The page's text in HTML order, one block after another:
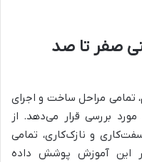
صفر تا صد
تمامی مراحل ساخت و اجرای
بررسی قرار می‌دهد. از
و نازک‌کاری، تمامی
این آموزش پوشش داده